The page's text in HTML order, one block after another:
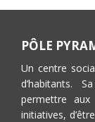
PÔLE
Un centre
d’habitants.
permettre
initiatives,